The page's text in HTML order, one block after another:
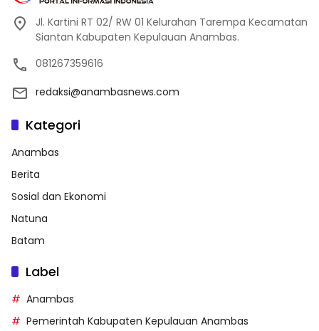
Jl. Kartini RT 02/ RW 01 Kelurahan Tarempa Kecamatan
Siantan Kabupaten Kepulauan Anambas.
081267359616
redaksi@anambasnews.com
Kategori
Anambas
Berita
Sosial dan Ekonomi
Natuna
Batam
Label
Anambas
Pemerintah Kabupaten Kepulauan Anambas